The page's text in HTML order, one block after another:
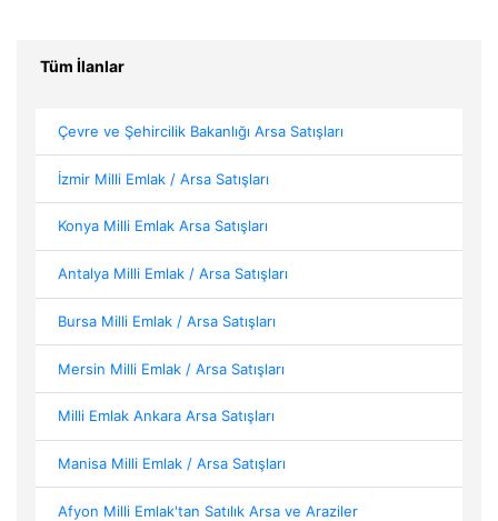
Tüm İlanlar
Çevre ve Şehircilik Bakanlığı Arsa Satışları
İzmir Milli Emlak / Arsa Satışları
Konya Milli Emlak Arsa Satışları
Antalya Milli Emlak / Arsa Satışları
Bursa Milli Emlak / Arsa Satışları
Mersin Milli Emlak / Arsa Satışları
Milli Emlak Ankara Arsa Satışları
Manisa Milli Emlak / Arsa Satışları
Afyon Milli Emlak'tan Satılık Arsa ve Araziler